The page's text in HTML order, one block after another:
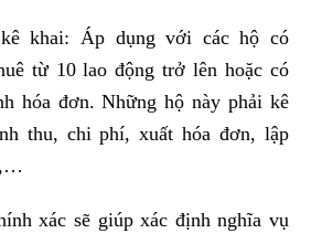
khai: Áp dụng với các hộ có
từ 10 lao động trở lên hoặc có
hóa đơn. Những hộ này phải kê
thu, chi phí, xuất hóa đơn, lập
xác sẽ giúp xác định nghĩa vụ